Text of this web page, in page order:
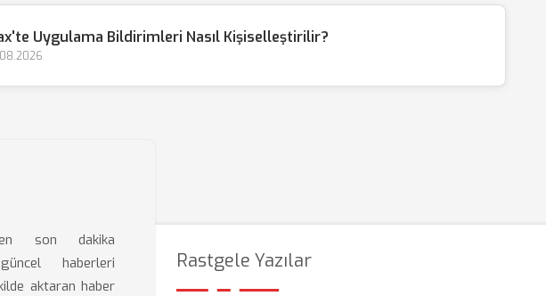
Uygulama Bildirimleri Nasıl Kişiselleştirilir?
son dakika
haberleri
aktaran haber
Rastgele Yazılar